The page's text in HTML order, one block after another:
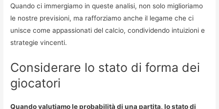
Quando ci immergiamo in queste analisi, non solo miglioriamo
le nostre previsioni, ma rafforziamo anche il legame che ci
unisce come appassionati del calcio, condividendo intuizioni e
strategie vincenti.
Considerare lo stato di forma dei
giocatori
Quando valutiamo le probabilità di una partita, lo stato di